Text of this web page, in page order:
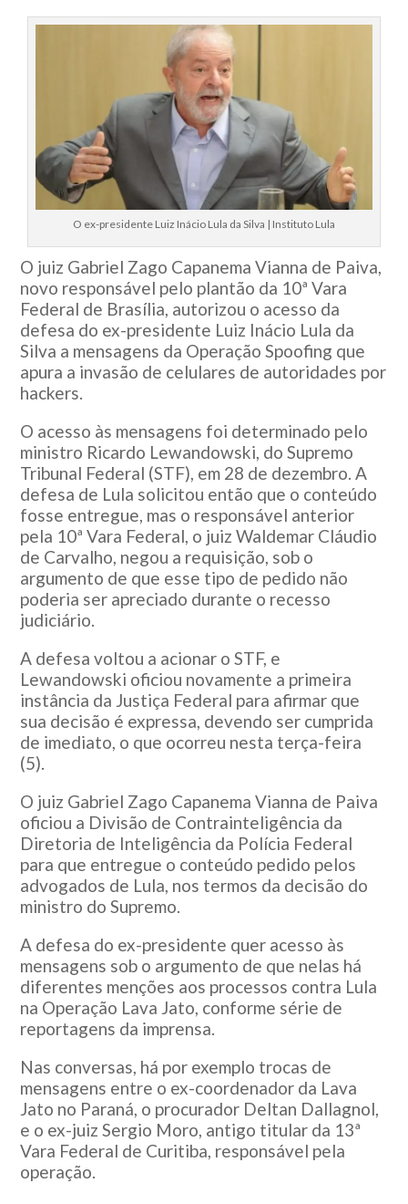
O ex-presidente Luiz Inácio Lula da Silva | Instituto Lula
O juiz Gabriel Zago Capanema Vianna de Paiva,
novo responsável pelo plantão da 10ª Vara
Federal de Brasília, autorizou o acesso da
defesa do ex-presidente Luiz Inácio Lula da
Silva a mensagens da Operação Spoofing que
apura a invasão de celulares de autoridades por
hackers.
O acesso às mensagens foi determinado pelo
ministro Ricardo Lewandowski, do Supremo
Tribunal Federal (STF), em 28 de dezembro. A
defesa de Lula solicitou então que o conteúdo
fosse entregue, mas o responsável anterior
pela 10ª Vara Federal, o juiz Waldemar Cláudio
de Carvalho, negou a requisição, sob o
argumento de que esse tipo de pedido não
poderia ser apreciado durante o recesso
judiciário.
A defesa voltou a acionar o STF, e
Lewandowski oficiou novamente a primeira
instância da Justiça Federal para afirmar que
sua decisão é expressa, devendo ser cumprida
de imediato, o que ocorreu nesta terça-feira
(5).
O juiz Gabriel Zago Capanema Vianna de Paiva
oficiou a Divisão de Contrainteligência da
Diretoria de Inteligência da Polícia Federal
para que entregue o conteúdo pedido pelos
advogados de Lula, nos termos da decisão do
ministro do Supremo.
A defesa do ex-presidente quer acesso às
mensagens sob o argumento de que nelas há
diferentes menções aos processos contra Lula
na Operação Lava Jato, conforme série de
reportagens da imprensa.
Nas conversas, há por exemplo trocas de
mensagens entre o ex-coordenador da Lava
Jato no Paraná, o procurador Deltan Dallagnol,
e o ex-juiz Sergio Moro, antigo titular da 13ª
Vara Federal de Curitiba, responsável pela
operação.